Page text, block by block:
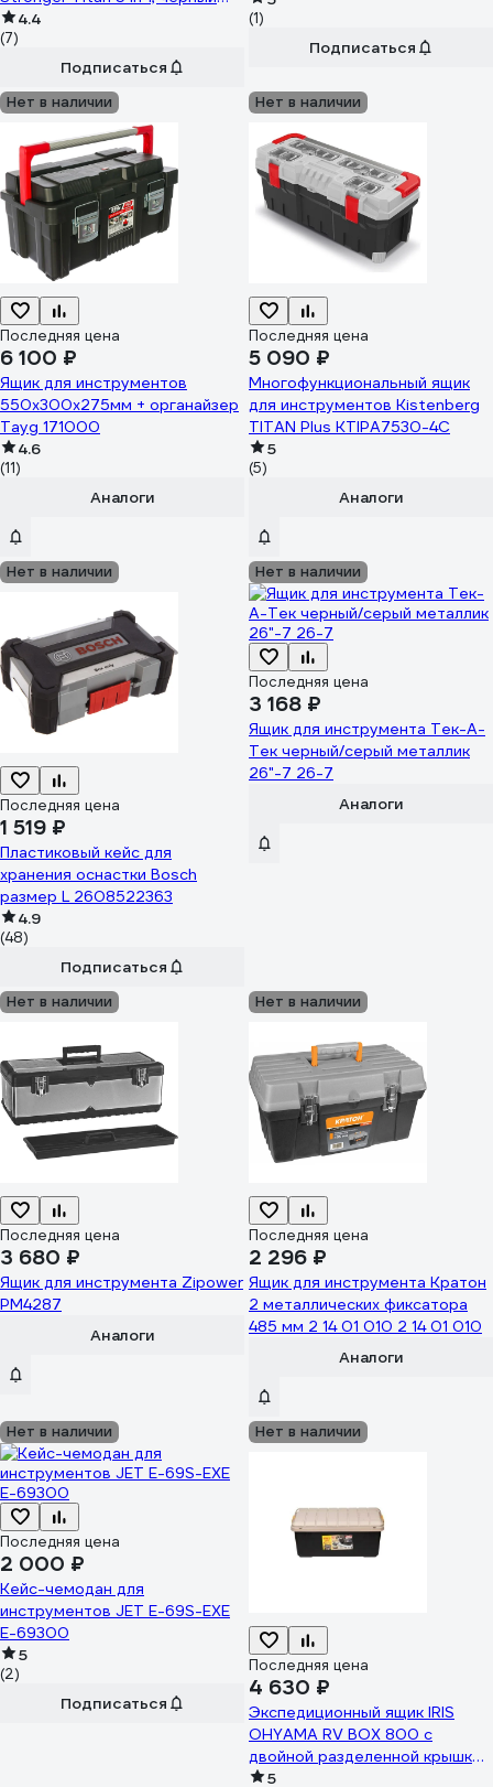
920215
4.4
(7)
Подписаться
(1)
Подписаться
Нет в наличии
Последняя цена
6 100 ₽
Ящик для инструментов
550x300x275мм + органайзер
Tayg 171000
4.6
(11)
Аналоги
Нет в наличии
Последняя цена
5 090 ₽
Многофункциональный ящик
для инструментов Kistenberg
TITAN Plus KTIPA7530-4C
5
(5)
Аналоги
Нет в наличии
Последняя цена
1 519 ₽
Пластиковый кейс для
хранения оснастки Bosch
размер L 2608522363
4.9
(48)
Подписаться
Нет в наличии
Последняя цена
3 168 ₽
Ящик для инструмента Тек-А-
Тек черный/серый металлик
26"-7 26-7
Аналоги
Нет в наличии
Последняя цена
3 680 ₽
Ящик для инструмента Zipower
PM4287
Аналоги
Нет в наличии
Последняя цена
2 296 ₽
Ящик для инструмента Кратон
2 металлических фиксатора
485 мм 2 14 01 010 2 14 01 010
Аналоги
Нет в наличии
Последняя цена
2 000 ₽
Кейс-чемодан для
инструментов JET E-69S-EXE
E-69300
5
(2)
Подписаться
Нет в наличии
Последняя цена
4 630 ₽
Экспедиционный ящик IRIS
OHYAMA RV BOX 800 c
двойной разделенной крышкой
ORCHER/BLACK 78,5x37x32,5
5